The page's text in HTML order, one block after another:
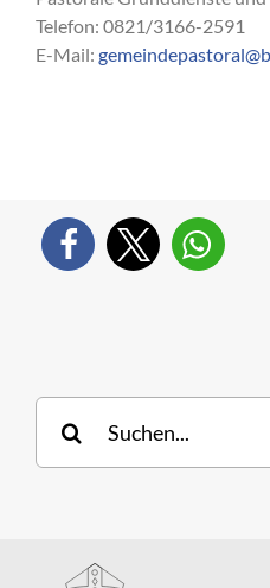
Telefon: 0821/3166-2591
E-Mail:
Suche
nach: